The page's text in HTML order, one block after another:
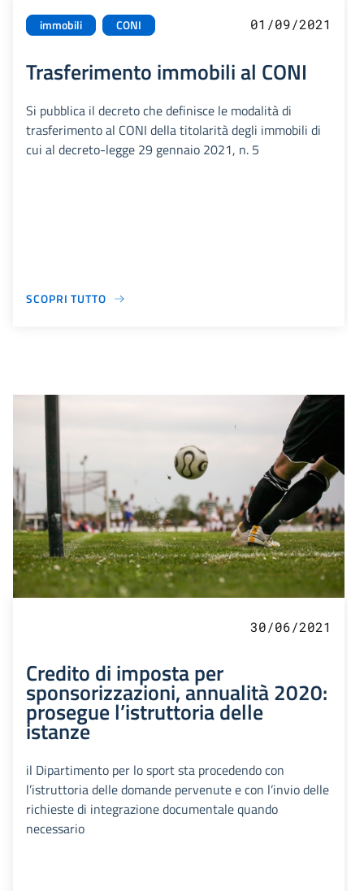
immobili CONI 01/09/2021
Trasferimento immobili al CONI
Si pubblica il decreto che definisce le modalità di
trasferimento al CONI della titolarità degli immobili di
cui al decreto-legge 29 gennaio 2021, n. 5
SCOPRI TUTTO
30/06/2021
Credito di imposta per
sponsorizzazioni, annualità 2020:
prosegue l’istruttoria delle
istanze
il Dipartimento per lo sport sta procedendo con
l’istruttoria delle domande pervenute e con l’invio delle
richieste di integrazione documentale quando
necessario